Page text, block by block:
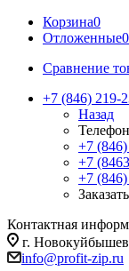
Корзина0
Отложенные0
Сравнение
+7 (846) 219-
Назад
+7
+7
+7
Контактная
г.
info@profit-zip.ru